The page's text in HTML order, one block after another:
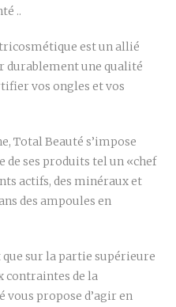
..
est un allié
durablement une qualité
vos ongles et vos
Total Beauté s’impose
de ses produits tel un «chef
actifs, des minéraux et
des ampoules en
que sur la partie supérieure
contraintes de la
propose d’agir en